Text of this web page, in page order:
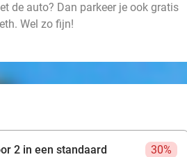
de auto? Dan parkeer je ook gratis
Wel zo fijn!
2 in een standaard
30%